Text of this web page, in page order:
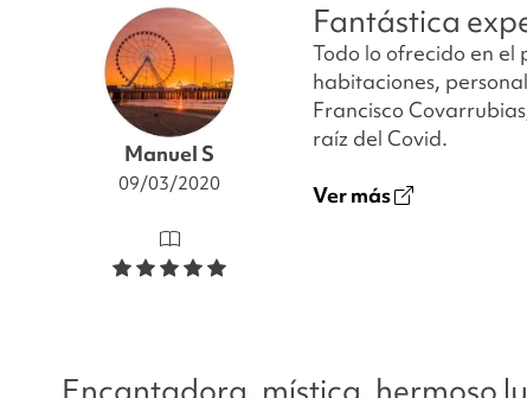
Manuel S
09/03/2020
Fantástica
Todo lo ofrecido en el
habitaciones,
Francisco
raíz del Covid.
Ver más